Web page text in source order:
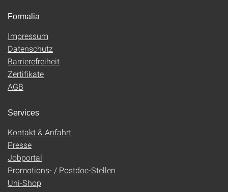
Formalia
Impressum
Datenschutz
Barrierefreiheit
Zertifikate
AGB
Services
Kontakt & Anfahrt
Presse
Jobportal
Promotions- / Postdoc-Stellen
Uni-Shop